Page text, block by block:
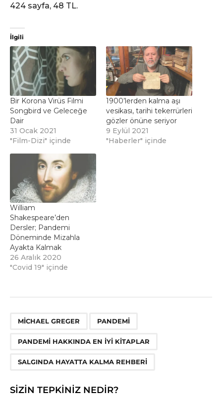
424 sayfa, 48 TL.
İlgili
Bir Korona Virüs Filmi
Songbird ve Geleceğe
Dair
31 Ocak 2021
"Film-Dizi" içinde
1900’lerden kalma aşı
vesikası, tarihi tekerrürleri
gözler önüne seriyor
9 Eylül 2021
"Haberler" içinde
William
Shakespeare’den
Dersler; Pandemi
Döneminde Mizahla
Ayakta Kalmak
26 Aralık 2020
"Covid 19" içinde
MICHAEL GREGER PANDEMI
PANDEMI HAKKINDA EN IYI KITAPLAR
SALGINDA HAYATTA KALMA REHBERI
SIZIN TEPKINIZ NEDIR?